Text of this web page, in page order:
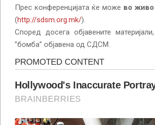
Прес конференцијата ќе може во живо
(http://sdsm.org.mk/).
Според досега објавените
”бомба” објавена од СДСМ.